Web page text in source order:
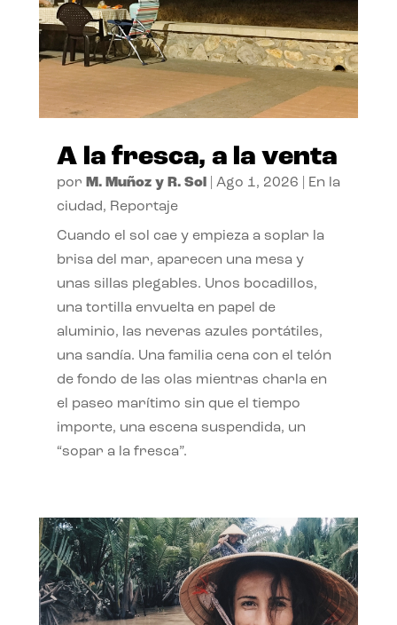
A la fresca, a la venta
por M. Muñoz y R. Sol| Ago 1, 2026
En la
ciudad, Reportaje
Cuando el sol cae y empieza a soplar la
brisa del mar, aparecen una mesa y
unas sillas plegables. Unos bocadillos,
una tortilla envuelta en papel de
aluminio, las neveras azules portátiles,
una sandía. Una familia cena con el telón
de fondo de las olas mientras charla en
el paseo marítimo sin que el tiempo
importe, una escena suspendida, un
“sopar a la fresca”.